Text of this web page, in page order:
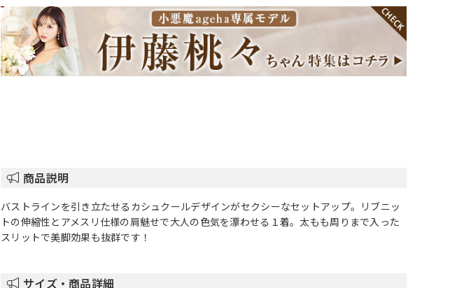
商品説明
バストラインを引き立たせるカシュクールデザインがセクシーなセットアップ。リブニッ
トの伸縮性とアメスリ仕様の肩魅せで大人の色気を漂わせる１着。太もも周りまで入った
スリットで美脚効果も抜群です！
サイズ・商品詳細